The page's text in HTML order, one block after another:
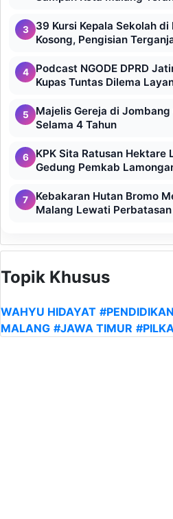
3
39 Kursi Kepala Sekolah
Kosong, Pengisian
4
Podcast NGODE DPRD
Kupas Tuntas Dilema
5
Majelis Gereja di
Selama 4 Tahun
6
KPK Sita Ratusan Hektare
Gedung Pemkab
7
Kebakaran Hutan Bromo
Malang Lewati
Topik Khusus
WAHYU HIDAYAT #PENDIDIKAN
MALANG #JAWA TIMUR